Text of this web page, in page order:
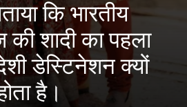
कि भारतीय
की शादी का पहला
डेस्टिनेशन क्यों
है।